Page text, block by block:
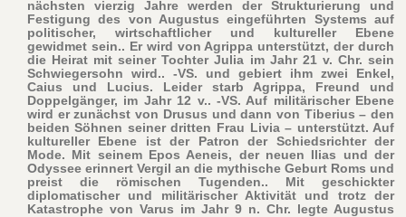
nächsten vierzig Jahre werden der Strukturierung und
Festigung des von Augustus eingeführten Systems auf
politischer, wirtschaftlicher und kultureller Ebene
gewidmet sein.. Er wird von Agrippa unterstützt, der durch
die Heirat mit seiner Tochter Julia im Jahr 21 v. Chr. sein
Schwiegersohn wird.. -VS. und gebiert ihm zwei Enkel,
Caius und Lucius. Leider starb Agrippa, Freund und
Doppelgänger, im Jahr 12 v.. -VS. Auf militärischer Ebene
wird er zunächst von Drusus und dann von Tiberius – den
beiden Söhnen seiner dritten Frau Livia – unterstützt. Auf
kultureller Ebene ist der Patron der Schiedsrichter der
Mode. Mit seinem Epos Aeneis, der neuen Ilias und der
Odyssee erinnert Vergil an die mythische Geburt Roms und
preist die römischen Tugenden.. Mit geschickter
diplomatischer und militärischer Aktivität und trotz der
Katastrophe von Varus im Jahr 9 n. Chr. legte Augustus